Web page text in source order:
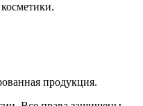
продукция.